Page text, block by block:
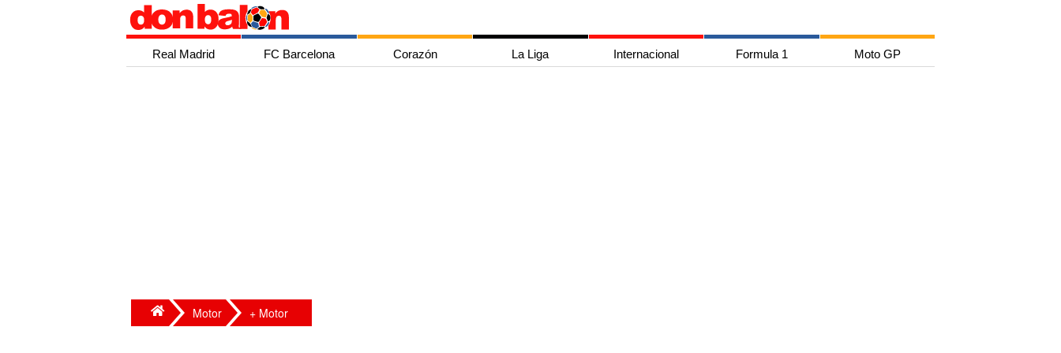
Real Madrid FC Barcelona Corazón La Liga Internacional Formula 1 Moto GP
Motor + Motor